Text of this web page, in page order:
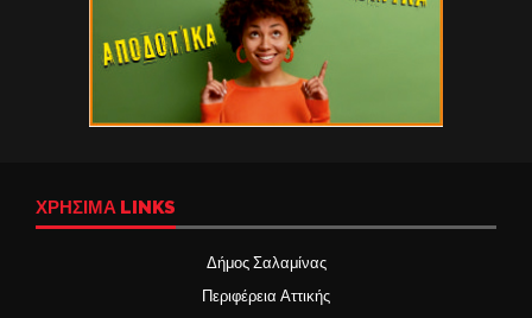
ΧΡΉΣΙΜΑ LINKS
Δήμος Σαλαμίνας
Περιφέρεια Αττικής